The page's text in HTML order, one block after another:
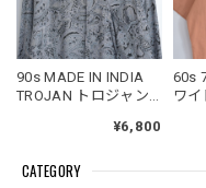
CATEGORY
90s MADE IN INDIA
TROJAN トロジャン
ントデザイン レーヨ
ク グレー ヴィンテー
¥6,800
60s
ワイ
ツ
ビン